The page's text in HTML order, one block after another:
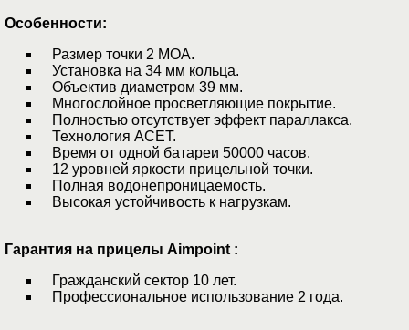
Особенности:
Размер точки 2 МОА.
Установка на 34 мм кольца.
Объектив диаметром 39 мм.
Многослойное просветляющие покрытие.
Полностью отсутствует эффект параллакса.
Технология АСЕТ.
Время от одной батареи 50000 часов.
12 уровней яркости прицельной точки.
Полная водонепроницаемость.
Высокая устойчивость к нагрузкам.
Гарантия на прицелы Aimpoint :
Гражданский сектор 10 лет.
Профессиональное использование 2 года.